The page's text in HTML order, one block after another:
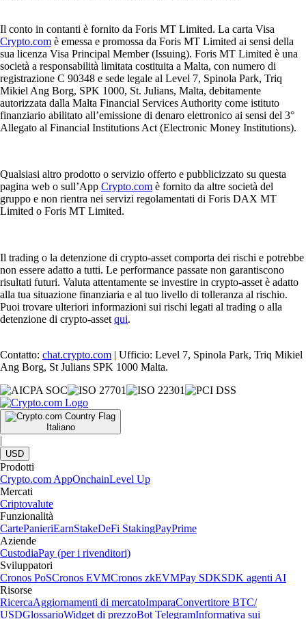
Il conto in contanti è fornito da Foris MT Limited. La carta Visa
Crypto.com è emessa e promossa da Foris MT Limited ai sensi della
sua licenza Visa Principal Member (Issuing). Foris MT Limited è una
società a responsabilità limitata costituita a Malta, con numero di
registrazione C 90348 e sede legale al Level 7, Spinola Park, Triq
Mikiel Ang Borg, SPK 1000, St. Julians, Malta, debitamente
autorizzata dalla Malta Financial Services Authority come istituto
finanziario abilitato all’emissione di denaro elettronico ai sensi del 3°
Allegato al Financial Institutions Act (Electronic Money Institutions).
Qualsiasi altro prodotto o servizio offerto e pubblicizzato su questa
pagina web o sull’App Crypto.com è fornito da altre società del
gruppo e non rientra nei servizi regolamentati di Foris DAX MT
Limited o Foris MT Limited.
Il trading o la detenzione di crypto-asset comporta dei rischi e potrebbe
non essere adatto a tutti. Le performance passate non garantiscono
risultati futuri. Valuta attentamente se investire in crypto-asset è adatto
alla tua situazione finanziaria e al tuo livello di tolleranza al rischio.
Puoi trovare ulteriori informazioni sui rischi legati al trading o alla
detenzione di crypto-asset qui.
Contatto: chat.crypto.com | Ufficio: Level 7, Spinola Park, Triq Mikiel
Ang Borg, St Julians SPK 1000 Malta.
Italiano
|
USD
Prodotti
Crypto.com AppOnchainLevel Up
Mercati
Criptovalute
Funzionalità
CartePanieriEarnStakeDeFi StakingPayPrime
Aziende
CustodiaPay (per i rivenditori)
Sviluppatori
Cronos PoSCronos EVMCronos zkEVMPay SDKSDK agenti AI
Risorse
RicercaAggiornamenti di mercatoImparaConvertitore BTC/
USDGlossarioWidget di prezzoBot TelegramInformativa sui